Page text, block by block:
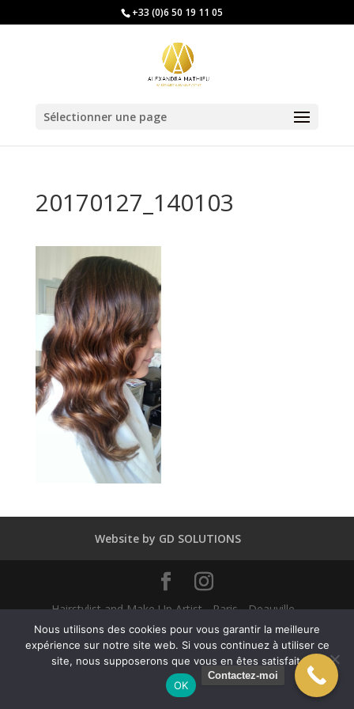
+33 (0)6 50 19 11 05
Sélectionner une page
20170127_140103
Website by GD SOLUTIONS
Hairstylist and Make Up Artist - Paris - Deauville -
Dubaï - New York - Alexandra Mathieu 2025
Contactez-moi
English(Anglais) Français
Nous utilisons des cookies pour vous garantir la meilleure
expérience sur notre site web. Si vous continuez à utiliser ce
site, nous supposerons que vous en êtes satisfait.
OK